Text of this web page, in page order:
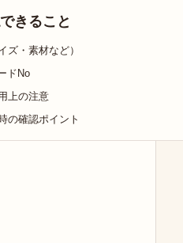
きること
ズ・素材など）
ドNo
上の注意
の確認ポイント